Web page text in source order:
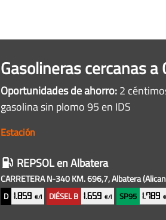
Gasolineras cercanas a
Oportunidades de ahorro:2
gasolina sin plomo 95 en IDS
Gasolineras
baratas
cercanas
Estación
REPSOLen Albatera
CARRETERA N-340 KM. 696,7, Albatera
D 1.859 €/l DIÉSEL B 1.659€/l SP95 1.789